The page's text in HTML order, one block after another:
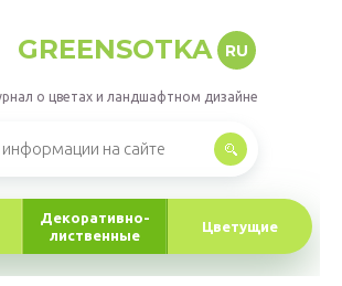
GREENSOTKA RU
о цветах и ландшафтном дизайне
Декоративно-
лиственные
Цветущие